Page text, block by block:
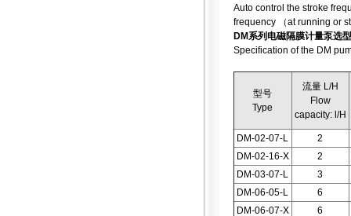
Auto control the stroke
frequency （at running or
DM系列电磁隔膜计量泵选
Specification of the DM
型号
Type
流量 L/H
Flow
capacity: l/H
DM-02-07-L
2
DM-02-16-X
2
DM-03-07-L
3
DM-06-05-L
6
DM-06-07-X
6